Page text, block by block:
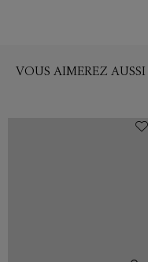
VOUS AIMEREZ AUSSI